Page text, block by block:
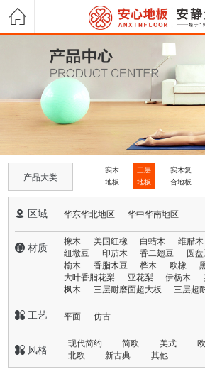
产品大类
实木
地板
三层
地板
实木复
合地板
 区域 华东华北地区 华中华南地区
 材质
橡木 美国红橡 白蜡木 维腊木
纽墩豆
印茄木 香二翅豆 圆盘
榆木
香脂木豆 桦木 欧橡
大叶香脂花梨
亚花梨 伊杨木
枫木
三层耐磨面超大板 三层超
 工艺 平面 仿古
 风格
现代简约 简欧 美式
北欧
新古典 其他